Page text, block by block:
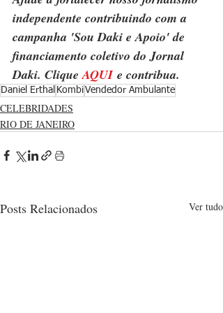
independente contribuindo com a
campanha 'Sou Daki e Apoio' de
financiamento coletivo do Jornal
Daki. Clique AQUI e contribua.
Daniel Erthal KombiVendedor Ambulante
CELEBRIDADES
RIO DE JANEIRO
Posts Relacionados Ver tudo